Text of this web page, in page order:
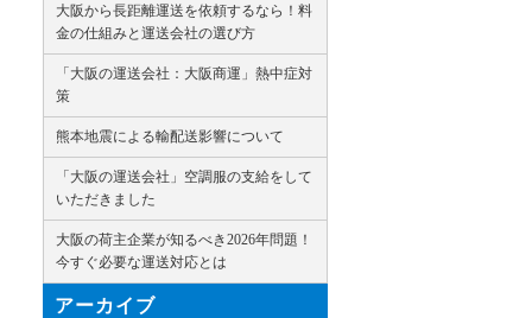
大阪から長距離運送を依頼するなら！料
金の仕組みと運送会社の選び方
「大阪の運送会社：大阪商運」熱中症対
策
熊本地震による輸配送影響について
「大阪の運送会社」空調服の支給をして
いただきました
大阪の荷主企業が知るべき2026年問題！
今すぐ必要な運送対応とは
アーカイブ